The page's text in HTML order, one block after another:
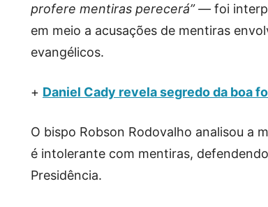
profere mentiras perecerá” — foi
em meio a acusações de mentiras
evangélicos.
+ Daniel Cady revela segredo da boa
O bispo Robson Rodovalho analisou a
é intolerante com mentiras,
Presidência.